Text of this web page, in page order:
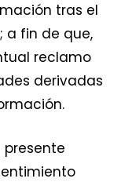
tras el
a fin de que,
reclamo
derivadas
presente